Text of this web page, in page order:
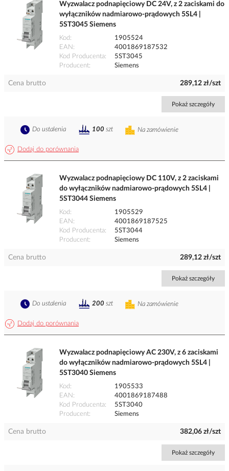
Wyzwalacz podnapięciowy DC 24V, z 2 zaciskami do
wyłączników nadmiarowo-prądowych 5SL4 |
5ST3045 Siemens
Kod
1905524
EAN
4001869187532
Kod Producenta
5ST3045
Producent
Siemens
Cena brutto 289,12 zł/szt
Pokaż szczegóły
Dodaj do porównania
Na zamówienie
Do ustalenia 100 szt
Wyzwalacz podnapięciowy DC 110V, z 2 zaciskami
do wyłączników nadmiarowo-prądowych 5SL4 |
5ST3044 Siemens
Kod
1905529
EAN
4001869187525
Kod Producenta
5ST3044
Producent
Siemens
Cena brutto 289,12 zł/szt
Pokaż szczegóły
Dodaj do porównania
Na zamówienie
Do ustalenia 200 szt
Wyzwalacz podnapięciowy AC 230V, z 6 zaciskami
do wyłączników nadmiarowo-prądowych 5SL4 |
5ST3040 Siemens
Kod
1905533
EAN
4001869187488
Kod Producenta
5ST3040
Producent
Siemens
Cena brutto 382,06 zł/szt
Pokaż szczegóły